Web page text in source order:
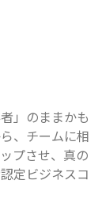
」のままかも
、チームに相
プさせ、真の
定ビジネスコ